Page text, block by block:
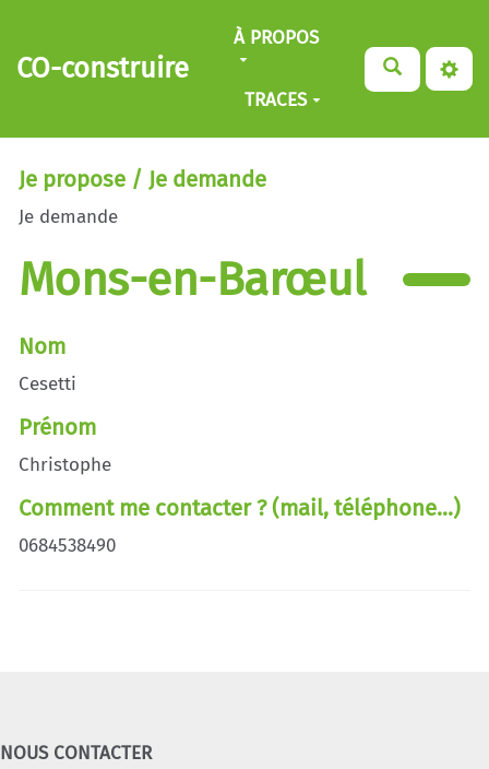
Aller au contenu principal
CO-construire
À PROPOS
TRACES
Je propose / Je demande
Je demande
Mons-en-Barœul
Nom
Cesetti
Prénom
Christophe
Comment me contacter ? (mail, téléphone...)
0684538490
NOUS CONTACTER